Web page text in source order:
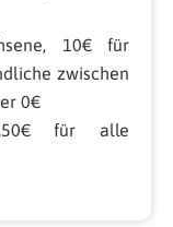
10€ für
zwischen
0€
für alle